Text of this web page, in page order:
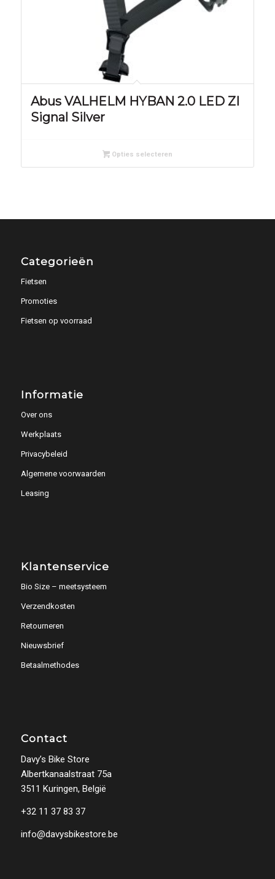
Abus VALHELM HYBAN 2.0 LED ZI
Signal Silver
Opties selecteren
Categorieën
Fietsen
Promoties
Fietsen op voorraad
Informatie
Over ons
Werkplaats
Privacybeleid
Algemene voorwaarden
Leasing
Klantenservice
Bio Size – meetsysteem
Verzendkosten
Retourneren
Nieuwsbrief
Betaalmethodes
Contact
Davy’s Bike Store
Albertkanaalstraat 75a
3511 Kuringen, België
+32 11 37 83 37
info@davysbikestore.be